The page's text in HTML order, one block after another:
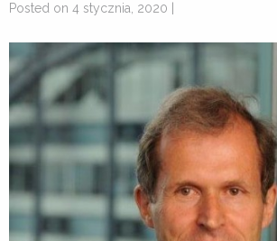
Posted on 4 stycznia, 2020 |